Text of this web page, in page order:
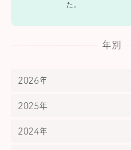
た。
年別
2026年
2025年
2024年